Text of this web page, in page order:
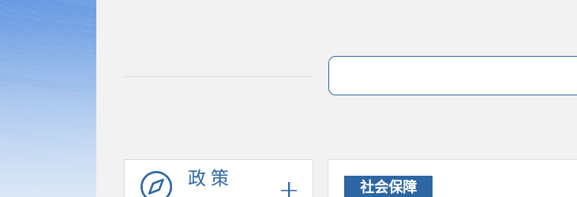
政 策 社会保障